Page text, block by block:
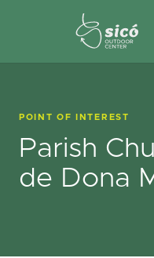
POINT OF INTEREST
Parish
de Dona